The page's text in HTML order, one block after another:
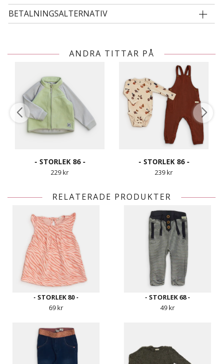
BETALNINGSALTERNATIV
ANDRA TITTAR PÅ
- STORLEK 86 -
229 kr
- STORLEK 86 -
239 kr
RELATERADE PRODUKTER
- STORLEK 80 -
69 kr
- STORLEK 68 -
49 kr